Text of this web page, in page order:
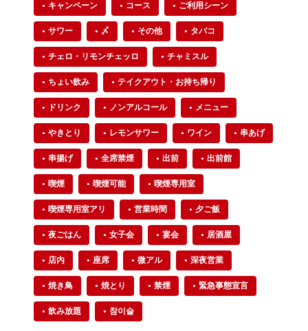
キャンペーン コース ご利用シーン
サワー 〆 その他 タバコ
チェロ・リモンチェッロ チャミスル
ちょい飲み テイクアウト・お持ち帰り
ドリンク ノンアルコール メニュー
やきとり レモンサワー ワイン 串あげ
串揚げ 全席禁煙 出前 出前館
喫煙 喫煙可能 喫煙専用室
喫煙専用室アリ 営業時間 夕ご飯
夜ごはん 女子会 宴会 居酒屋
店内 座席 微アル 深夜営業
焼き鳥 焼とり 禁煙 緊急事態宣言
飲み放題 참이슬